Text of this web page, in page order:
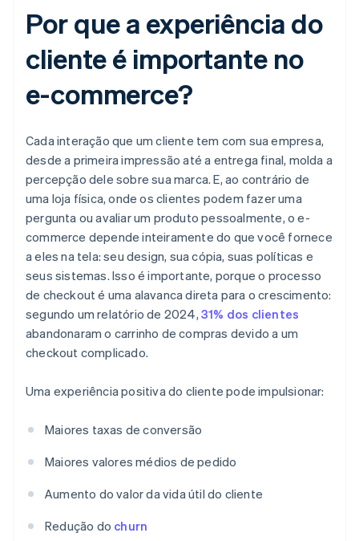
Por que a experiência do
cliente é importante no
e-commerce?
Cada interação que um cliente tem com sua empresa,
desde a primeira impressão até a entrega final, molda a
percepção dele sobre sua marca. E, ao contrário de
uma loja física, onde os clientes podem fazer uma
pergunta ou avaliar um produto pessoalmente, o e-
commerce depende inteiramente do que você fornece
a eles na tela: seu design, sua cópia, suas políticas e
seus sistemas. Isso é importante, porque o processo
de checkout é uma alavanca direta para o crescimento:
segundo um relatório de 2024, 31% dos clientes
abandonaram o carrinho de compras devido a um
checkout complicado.
Uma experiência positiva do cliente pode impulsionar:
Maiores taxas de conversão
Maiores valores médios de pedido
Aumento do valor da vida útil do cliente
Redução do churn